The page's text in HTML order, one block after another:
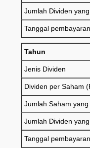
Jumlah Dividen
Tanggal pembayaran
Tahun
Jenis Dividen
Dividen per Saham
Jumlah Saham
Jumlah Dividen
Tanggal pembayaran